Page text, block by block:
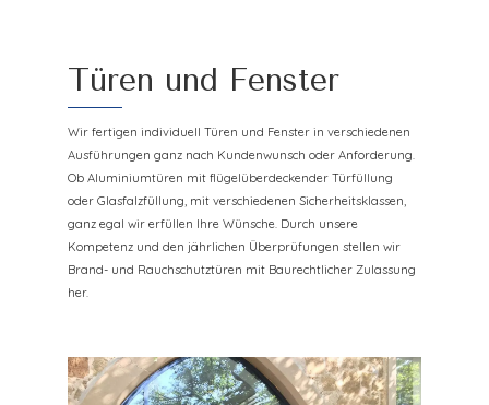
Türen und Fenster
Wir fertigen individuell Türen und Fenster in verschiedenen
Ausführungen ganz nach Kundenwunsch oder Anforderung.
Ob Aluminiumtüren mit flügelüberdeckender Türfüllung
oder Glasfalzfüllung, mit verschiedenen Sicherheitsklassen,
ganz egal wir erfüllen Ihre Wünsche. Durch unsere
Kompetenz und den jährlichen Überprüfungen stellen wir
Brand- und Rauchschutztüren mit Baurechtlicher Zulassung
her.